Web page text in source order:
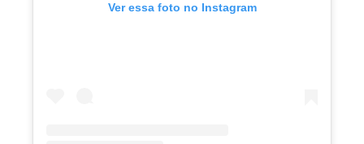
Ver essa foto no Instagram